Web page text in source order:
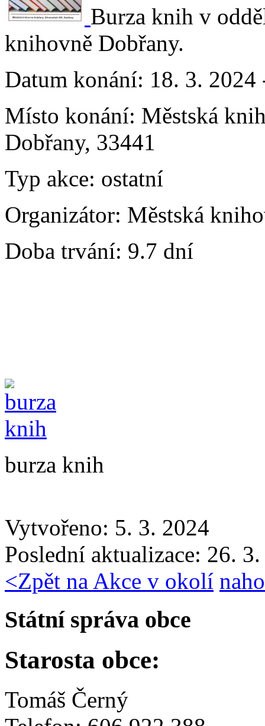
Burza knih v
knihovně Dobřany.
Datum konání: 18. 3. 2024
Místo konání: Městská
Dobřany, 33441
Typ akce: ostatní
Organizátor: Městská
Doba trvání: 9.7 dní
burza knih
Vytvořeno: 5. 3. 2024
Poslední aktualizace: 26.
<Zpět na Akce v okolí
Státní správa obce
Starosta obce:
Tomáš Černý